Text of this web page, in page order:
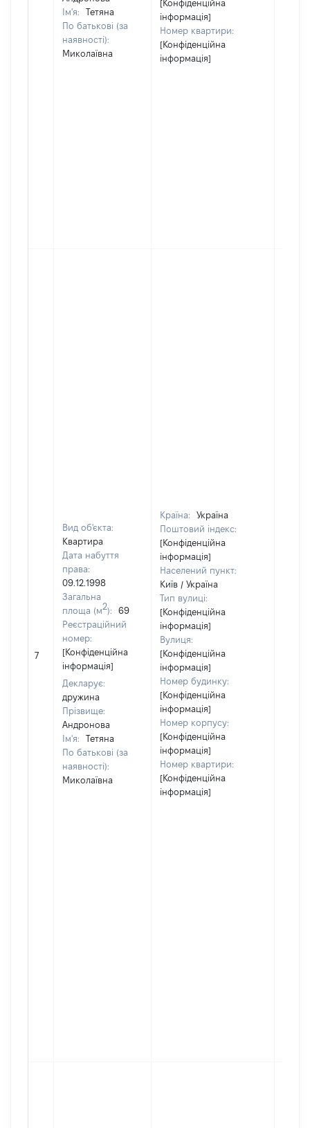
Ім'я:
Тетяна
По батькові (за
наявності):
Миколаївна
[Конфіденційна
інформація]
Номер квартири:
[Конфіденційна
інформація]
7
Вид об'єкта:
Квартира
Дата набуття
права:
09.12.1998
Загальна
площа (м2):
69
Реєстраційний
номер:
[Конфіденційна
інформація]
Декларує:
дружина
Прізвище:
Андронова
Ім'я:
Тетяна
По батькові (за
наявності):
Миколаївна
Країна:
Україна
Поштовий індекс:
[Конфіденційна
інформація]
Населений пункт:
Київ / Україна
Тип вулиці:
[Конфіденційна
інформація]
Вулиця:
[Конфіденційна
інформація]
Номер будинку:
[Конфіденційна
інформація]
Номер корпусу:
[Конфіденційна
інформація]
Номер квартири:
[Конфіденційна
інформація]